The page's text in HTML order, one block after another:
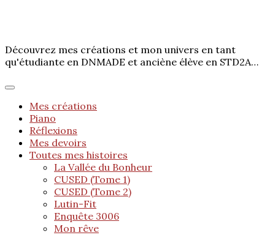
Découvrez mes créations et mon univers en tant
qu'étudiante en DNMADE et anciène élève en STD2A…
Mes créations
Piano
Réflexions
Mes devoirs
Toutes mes histoires
La Vallée du Bonheur
CUSED (Tome 1)
CUSED (Tome 2)
Lutin-Fit
Enquête 3006
Mon rêve